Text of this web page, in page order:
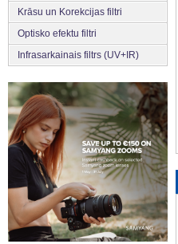
Krāsu un Korekcijas filtri
Optisko efektu filtri
Infrasarkainais filtrs (UV+IR)